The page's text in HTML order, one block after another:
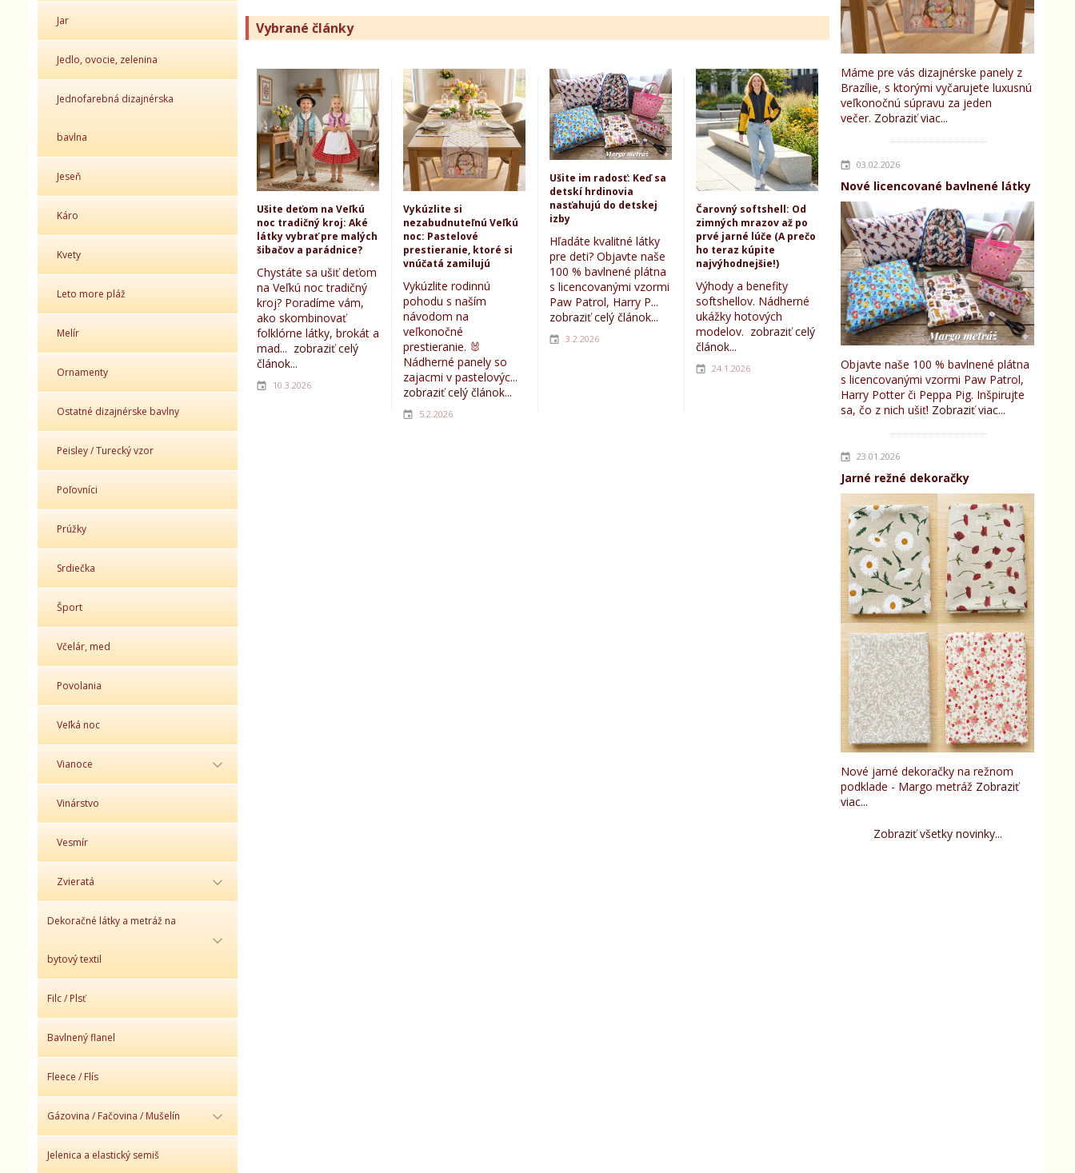
Jar
Jedlo, ovocie, zelenina
Jednofarebná dizajnérska
bavlna
Jeseň
Káro
Kvety
Leto more pláž
Melír
Ornamenty
Ostatné dizajnérske bavlny
Peisley / Turecký vzor
Poľovníci
Prúžky
Srdiečka
Šport
Včelár, med
Povolania
Veľká noc
Vianoce
Vinárstvo
Vesmír
Zvieratá
Dekoračné látky a metráž na
bytový textil
Filc / Plsť
Bavlnený flanel
Fleece / Flís
Gázovina / Fačovina / Mušelín
Jelenica a elastický semiš
Máme pre vás dizajnérske panely z
Brazílie, s ktorými vyčarujete luxusnú
veľkonočnú súpravu za jeden
večer. Zobraziť viac...
03.02.2026
Nové licencované bavlnené látky
Objavte naše 100 % bavlnené plátna
s licencovanými vzormi Paw Patrol,
Harry Potter či Peppa Pig. Inšpirujte
sa, čo z nich ušiť! Zobraziť viac...
23.01.2026
Jarné režné dekoračky
Nové jarné dekoračky na režnom
podklade - Margo metráž Zobraziť
viac...
Zobraziť všetky novinky...
Vybrané články
Ušite deťom na Veľkú
noc tradičný kroj: Aké
látky vybrať pre malých
šibačov a parádnice?
Chystáte sa ušiť deťom
na Veľkú noc tradičný
kroj? Poradíme vám,
ako skombinovať
folklórne látky, brokát a
mad... zobraziť celý
článok...
10.3.2026
Vykúzlite si
nezabudnuteľnú Veľkú
noc: Pastelové
prestieranie, ktoré si
vnúčatá zamilujú
Vykúzlite rodinnú
pohodu s naším
návodom na
veľkonočné
prestieranie. 🐰
Nádherné panely so
zajacmi v pastelovýc...
zobraziť celý článok...
5.2.2026
Ušite im radosť: Keď sa
detskí hrdinovia
nasťahujú do detskej
izby
Hľadáte kvalitné látky
pre deti? Objavte naše
100 % bavlnené plátna
s licencovanými vzormi
Paw Patrol, Harry P...
zobraziť celý článok...
3.2.2026
Čarovný softshell: Od
zimných mrazov až po
prvé jarné lúče (A prečo
ho teraz kúpite
najvýhodnejšie!)
Výhody a benefity
softshellov. Nádherné
ukážky hotových
modelov. zobraziť celý
článok...
24.1.2026